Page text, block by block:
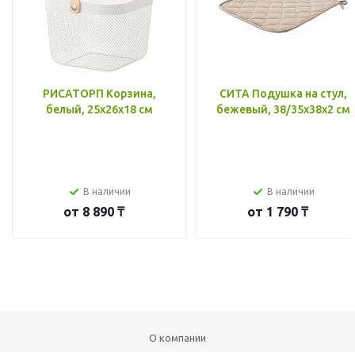
РИСАТОРП Корзина,
белый, 25x26x18 см
В наличии
от 8 890 ₸
СИТА Подушка на стул,
бежевый, 38/35x38x2 см
В наличии
от 1 790 ₸
О компании